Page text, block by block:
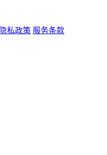
隐私政策 服务条款